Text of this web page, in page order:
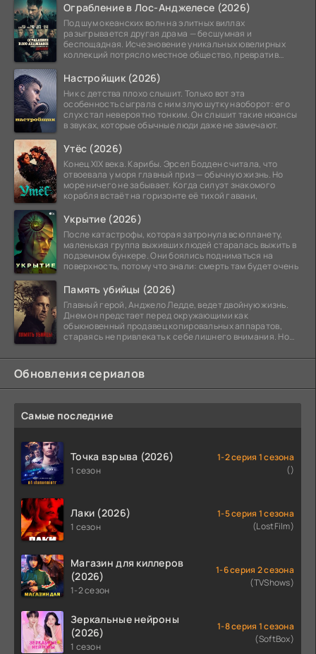
Ограбление в Лос-Анджелесе (2026)
Под шум океанских волн на элитных виллах
разыгрывается другая драма — бесшумная и
беспощадная. Исчезновение уникальных ювелирных
коллекций потрясло местное общество, превратив
Настройщик (2026)
Ник с детства плохо слышит. Только вот эта
особенность сыграла с ним злую шутку наоборот: его
слух стал невероятно тонким. Он слышит такие нюансы
в звуках, которые обычные люди даже не замечают.
Утёс (2026)
Конец XIX века. Карибы. Эрсел Бодден считала, что
отвоевала у моря главный приз — обычную жизнь. Но
море ничего не забывает. Когда силуэт знакомого
корабля встаёт на горизонте её тихой гавани,
Укрытие (2026)
После катастрофы, которая затронула всю планету,
маленькая группа выживших людей старалась выжить в
подземном бункере. Они боялись подниматься на
поверхность, потому что знали: смерть там будет очень
Память убийцы (2026)
Главный герой, Анджело Ледде, ведет двойную жизнь.
Днем он предстает перед окружающими как
обыкновенный продавец копировальных аппаратов,
стараясь не привлекать к себе лишнего внимания. Но
Обновления сериалов
Самые последние
Точка взрыва (2026)
1 сезон
1-2 серия 1 сезона
()
Лаки (2026)
1 сезон
1-5 серия 1 сезона
(LostFilm)
Магазин для киллеров
(2026)
1-2 сезон
1-6 серия 2 сезона
(TVShows)
Зеркальные нейроны
(2026)
1 сезон
1-8 серия 1 сезона
(SoftBox)